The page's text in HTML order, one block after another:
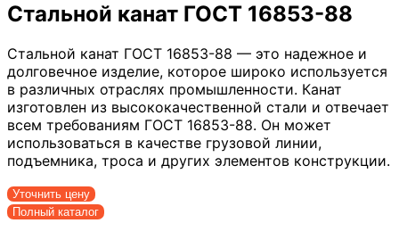
Стальной канат ГОСТ 16853-88
Стальной канат ГОСТ 16853-88 — это надежное и
долговечное изделие, которое широко используется
в различных отраслях промышленности. Канат
изготовлен из высококачественной стали и отвечает
всем требованиям ГОСТ 16853-88. Он может
использоваться в качестве грузовой линии,
подъемника, троса и других элементов конструкции.
Уточнить цену
Полный каталог